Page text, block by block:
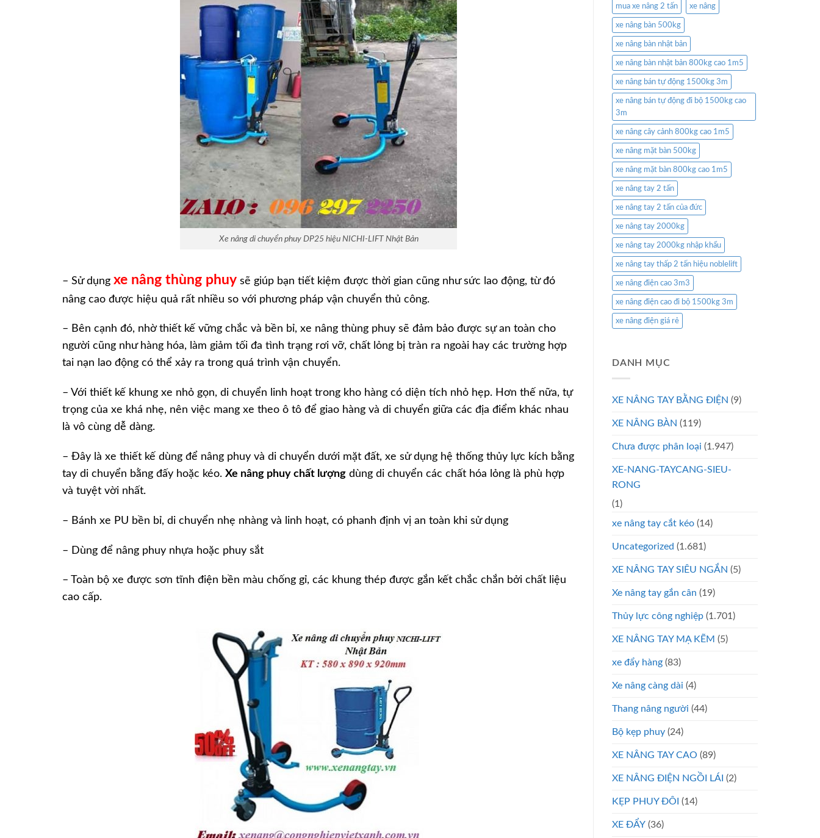
Xe nâng di chuyển phuy DP25 hiệu NICHI-LIFT Nhật Bản
– Sử dụng xe nâng thùng phuy sẽ giúp bạn tiết kiệm được thời gian cũng như sức lao động, từ đó
nâng cao được hiệu quả rất nhiều so với phương pháp vận chuyển thủ công.
– Bên cạnh đó, nhờ thiết kế vững chắc và bền bỉ, xe nâng thùng phuy sẽ đảm bảo được sự an toàn cho
người cũng như hàng hóa, làm giảm tối đa tình trạng rơi vỡ, chất lỏng bị tràn ra ngoài hay các trường hợp
tai nạn lao động có thể xảy ra trong quá trình vận chuyển.
– Với thiết kế khung xe nhỏ gọn, di chuyển linh hoạt trong kho hàng có diện tích nhỏ hẹp. Hơn thế nữa, tự
trọng của xe khá nhẹ, nên việc mang xe theo ô tô để giao hàng và di chuyển giữa các địa điểm khác nhau
là vô cùng dễ dàng.
– Đây là xe thiết kế dùng để nâng phuy và di chuyển dưới mặt đất, xe sử dụng hệ thống thủy lực kích bằng
tay di chuyển bằng đấy hoặc kéo. Xe nâng phuy chất lượng dùng di chuyển các chất hóa lỏng là phù hợp
và tuyệt vời nhất.
– Bánh xe PU bền bỉ, di chuyển nhẹ nhàng và linh hoạt, có phanh định vị an toàn khi sử dụng
– Dùng để nâng phuy nhựa hoặc phuy sắt
– Toàn bộ xe được sơn tĩnh điện bền màu chống gỉ, các khung thép được gắn kết chắc chắn bởi chất liệu
cao cấp.
mua xe nâng 2 tấn xe nâng
xe nâng bàn 500kg
xe nâng bàn nhật bản
xe nâng bàn nhật bản 800kg cao 1m5
xe nâng bán tự động 1500kg 3m
xe nâng bán tự động đi bộ 1500kg cao
3m
xe nâng cây cảnh 800kg cao 1m5
xe nâng mặt bàn 500kg
xe nâng mặt bàn 800kg cao 1m5
xe nâng tay 2 tấn
xe nâng tay 2 tấn của đức
xe nâng tay 2000kg
xe nâng tay 2000kg nhập khẩu
xe nâng tay thấp 2 tấn hiệu noblelift
xe nâng điện cao 3m3
xe nâng điện cao đi bộ 1500kg 3m
xe nâng điện giá rẻ
DANH MỤC
XE NÂNG TAY BẰNG ĐIỆN (9)
XE NÂNG BÀN (119)
Chưa được phân loại (1.947)
XE-NANG-TAYCANG-SIEU-
RONG
(1)
xe nâng tay cắt kéo (14)
Uncategorized (1.681)
XE NÂNG TAY SIÊU NGẮN (5)
Xe nâng tay gắn cân (19)
Thủy lực công nghiệp (1.701)
XE NÂNG TAY MẠ KẼM (5)
xe đẩy hàng (83)
Xe nâng càng dài (4)
Thang nâng người (44)
Bộ kẹp phuy (24)
XE NÂNG TAY CAO (89)
XE NÂNG ĐIỆN NGỒI LÁI (2)
KẸP PHUY ĐÔI (14)
XE ĐẨY (36)